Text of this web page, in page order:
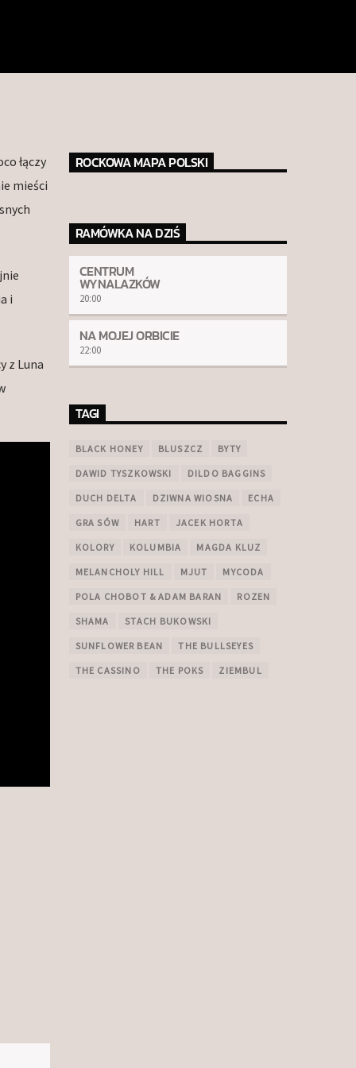
łączy
mieści
i
z Luna
ROCKOWA MAPA POLSKI
RAMÓWKA NA DZIŚ
CENTRUM
WYNALAZKÓW
20:00
NA MOJEJ ORBICIE
22:00
TAGI
BLACK HONEY BLUSZCZ BYTY
DAWID TYSZKOWSKI DILDO BAGGINS
DUCH DELTA DZIWNA WIOSNA ECHA
GRA SÓW HART JACEK HORTA
KOLORY KOLUMBIA MAGDA KLUZ
MELANCHOLY HILL MJUT MYCODA
POLA CHOBOT & ADAM BARAN ROZEN
SHAMA STACH BUKOWSKI
SUNFLOWER BEAN THE BULLSEYES
THE CASSINO THE POKS ZIEMBUL